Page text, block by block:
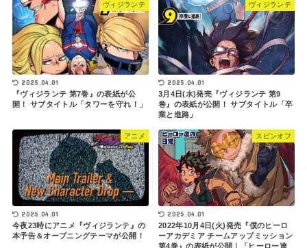
ヴィジランテ
2025.04.01
『ヴィジランテ 第7巻』の表紙が公
開！ サブタイトル「タワーを守れ！」
ヴィジランテ
2025.04.01
3月4日(水)発売『ヴィジランテ 第9
巻』の表紙が公開！ サブタイトル「卒
業と進路」
アニメ
2025.04.01
今夜23時にアニメ『ヴィジランテ』の
本予告＆オープニングテーマが公開！
スピンオフ
2025.04.01
2022年10月4日(火)発売『僕のヒーロ
ーアカデミア チームアップミッション
第4巻』の表紙が公開｜「ヒーロー達